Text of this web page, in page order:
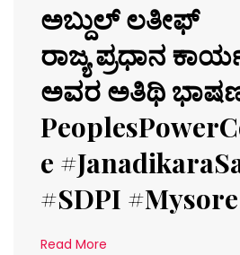
ಅಬ್ದುಲ್ ಲತೀಫ್
ರಾಜ್ಯ ಪ್ರಧಾನ
ಅವರ ಅತಿಥಿ
e
#SDPI #Mysore
Read More